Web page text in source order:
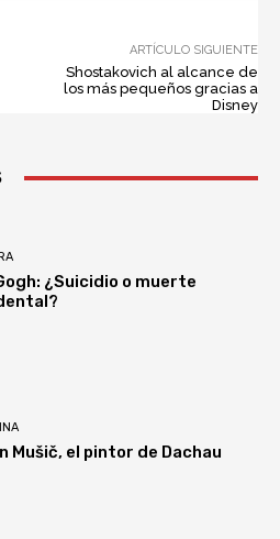
ARTÍCULO SIGUIENTE
Shostakovich al alcance de
los más pequeños gracias a
Disney
¿Suicidio o muerte
Mušič, el pintor de Dachau